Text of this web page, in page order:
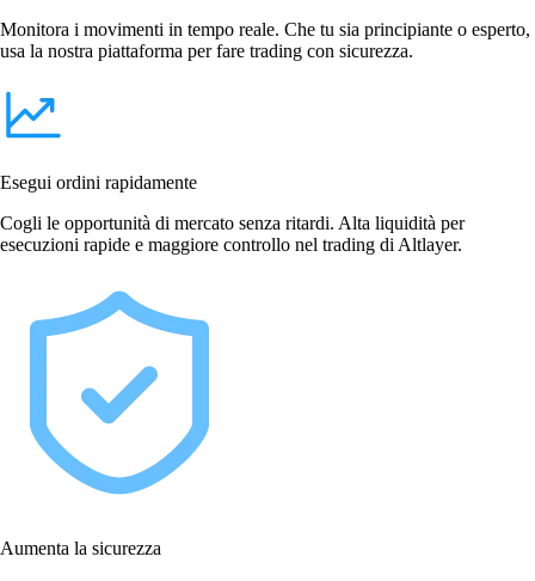
Monitora i movimenti in tempo reale. Che tu sia principiante o esperto,
usa la nostra piattaforma per fare trading con sicurezza.
Esegui ordini rapidamente
Cogli le opportunità di mercato senza ritardi. Alta liquidità per
esecuzioni rapide e maggiore controllo nel trading di Altlayer.
Aumenta la sicurezza